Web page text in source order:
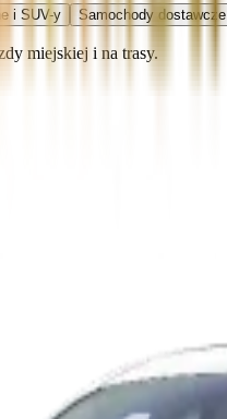
i SUV-y Samochody dostawcze
miejskiej i na trasy.